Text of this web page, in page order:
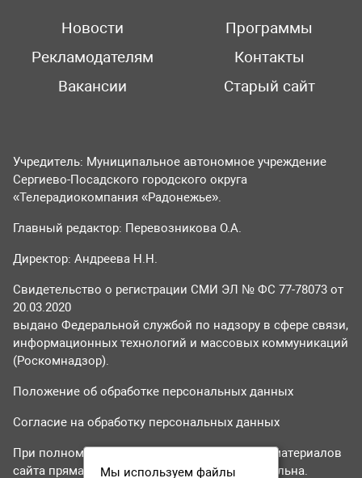
Новости
Программы
Рекламодателям
Контакты
Вакансии
Старый сайт
Учредитель: Муниципальное автономное учреждение
Сергиево-Посадского городского округа
«Телерадиокомпания «Радонежье».
Главный редактор: Перевозникова О.А.
Директор: Андреева Н.Н.
Свидетельство о регистрации СМИ ЭЛ № ФС 77-78073 от
20.03.2020
выдано Федеральной службой по надзору в сфере связи,
информационных технологий и массовых коммуникаций
(Роскомнадзор).
Положение об обработке персональных данных
Согласие на обработку персональных данных
При полном или частичном использовании материалов
сайта прямая гиперссылка на tvr24.tv обязательна.
Мы используем файлы